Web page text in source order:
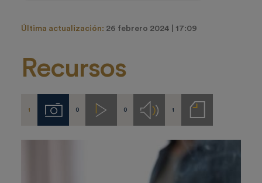
Última actualización: 26 febrero 2024 | 17:09
Recursos
1 Imágenes
0 Videos
0 Audios1
Notas
de
prensa